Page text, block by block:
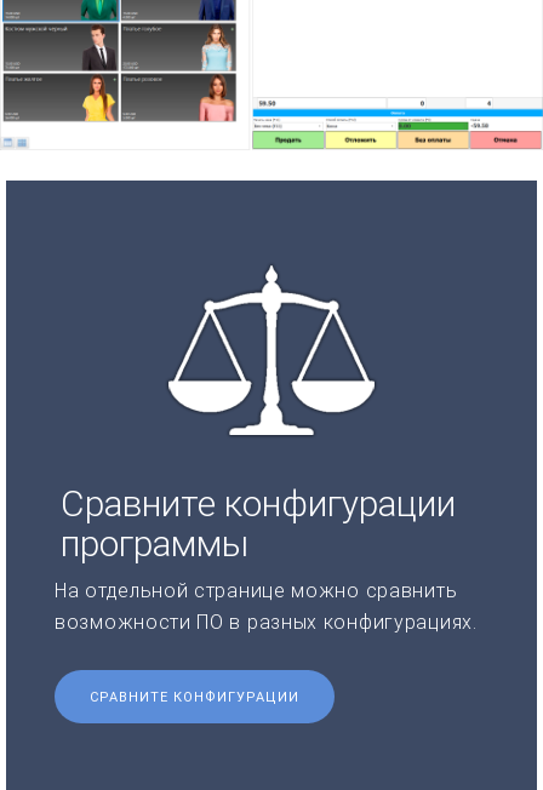
Сравните конфигурации
программы
На отдельной странице можно сравнить
возможности ПО в разных конфигурациях.
СРАВНИТЕ КОНФИГУРАЦИИ